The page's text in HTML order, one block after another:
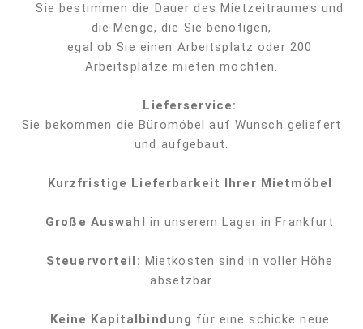
Sie bestimmen die Dauer des Mietzeitraumes und
die Menge, die Sie benötigen,
egal ob Sie einen Arbeitsplatz oder 200
Arbeitsplätze mieten möchten.
Lieferservice:
Sie bekommen die Büromöbel auf Wunsch geliefert
und aufgebaut.
Kurzfristige Lieferbarkeit Ihrer Mietmöbel
Große Auswahl in unserem Lager in Frankfurt
Steuervorteil: Mietkosten sind in voller Höhe
absetzbar
Keine Kapitalbindung für eine schicke neue